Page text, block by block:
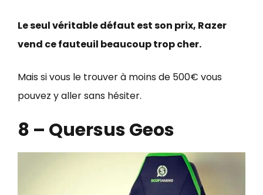
Le seul véritable défaut est son prix, Razer
vend ce fauteuil beaucoup trop cher.
Mais si vous le trouver à moins de 500€ vous
pouvez y aller sans hésiter.
8 – Quersus Geos